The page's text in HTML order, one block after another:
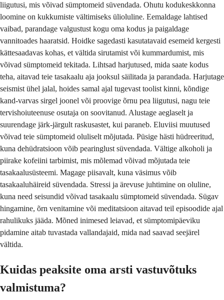
liigutusi, mis võivad sümptomeid süvendada. Ohutu kodukeskkonna
loomine on kukkumiste vältimiseks ülioluline. Eemaldage lahtised
vaibad, parandage valgustust kogu oma kodus ja paigaldage
vannitoades haaratsid. Hoidke sagedasti kasutatavaid esemeid kergesti
kättesaadavas kohas, et vältida sirutamist või kummardumist, mis
võivad sümptomeid tekitada. Lihtsad harjutused, mida saate kodus
teha, aitavad teie tasakaalu aja jooksul säilitada ja parandada. Harjutage
seismist ühel jalal, hoides samal ajal tugevast toolist kinni, kõndige
kand-varvas sirgel joonel või proovige õrnu pea liigutusi, nagu teie
tervishoiuteenuse osutaja on soovitanud. Alustage aeglaselt ja
suurendage järk-järgult raskusastet, kui paraneb. Eluviisi muutused
võivad teie sümptomeid oluliselt mõjutada. Püsige hästi hüdreeritud,
kuna dehüdratsioon võib pearinglust süvendada. Vältige alkoholi ja
piirake kofeiini tarbimist, mis mõlemad võivad mõjutada teie
tasakaalusüsteemi. Magage piisavalt, kuna väsimus võib
tasakaaluhäireid süvendada. Stressi ja ärevuse juhtimine on oluline,
kuna need seisundid võivad tasakaalu sümptomeid süvendada. Sügav
hingamine, õrn venitamine või meditatsioon aitavad teil episoodide ajal
rahulikuks jääda. Mõned inimesed leiavad, et sümptomipäeviku
pidamine aitab tuvastada vallandajaid, mida nad saavad seejärel
vältida.
Kuidas peaksite oma arsti vastuvõtuks
valmistuma?